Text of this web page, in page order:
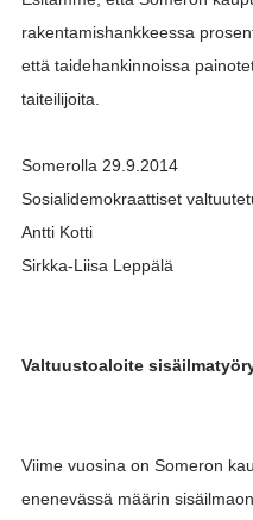
rakentamishankkeessa
että taidehankinnoissa
taiteilijoita.
Somerolla 29.9.2014
Sosialidemokraattiset
Antti Kotti
Sirkka-Liisa Leppälä
Valtuustoaloite
Viime vuosina on Someron
enenevässä määrin